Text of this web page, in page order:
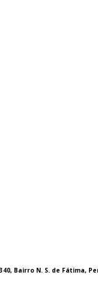
Bairro N. S. de Fátima,